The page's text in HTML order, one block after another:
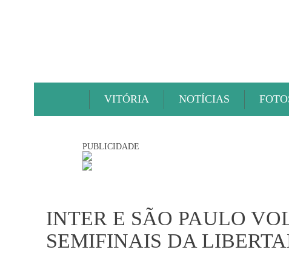
VITÓRIA NOTÍCIAS
PUBLICIDADE
INTER E SÃO PAULO
SEMIFINAIS DA